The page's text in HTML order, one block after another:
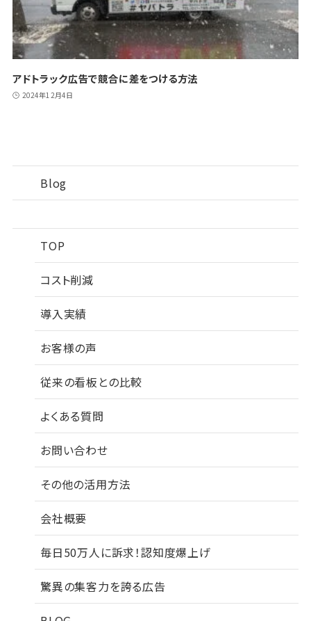
アドトラック広告で競合に差をつける方法
2024年12月4日
Blog
TOP
コスト削減
導入実績
お客様の声
従来の看板との比較
よくある質問
お問い合わせ
その他の活用方法
会社概要
毎日50万人に訴求！認知度爆上げ
驚異の集客力を誇る広告